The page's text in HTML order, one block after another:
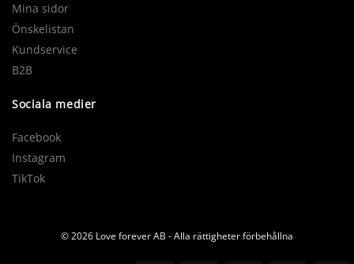
Mina sidor
Önskelistan
Kundservice
B2B
Sociala medier
Facebook
Instagram
TikTok
© 2026 Love forever AB - Alla rättigheter förbehållna